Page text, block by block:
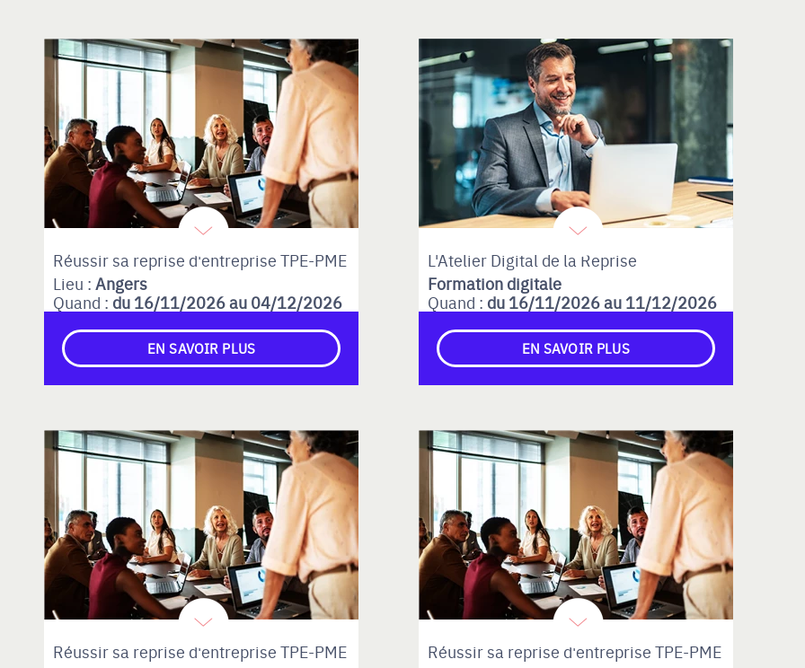
Réussir sa reprise d'entreprise TPE-PME
Lieu : Angers
Quand : du 16/11/2026 au 04/12/2026
EN SAVOIR PLUS
L'Atelier Digital de la Reprise
Formation digitale
Quand : du 16/11/2026 au 11/12/2026
EN SAVOIR PLUS
Réussir sa reprise d'entreprise TPE-PME
Réussir sa reprise d'entreprise TPE-PME